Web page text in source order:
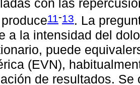
con las
11-13. La
a la intensidad del
puede
(EVN),
de resultados.